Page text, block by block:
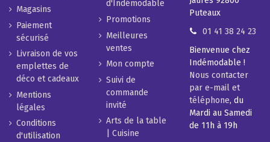
Magasins
Paiement
sécurisé
Livraison de vos
emplettes de
déco et cadeaux
Mentions
légales
Conditions
d'utilisation
d'Indémodable
Promotions
Meilleures
ventes
Mon compte
Suivi de
commande
invité
Arts de la table
| Cuisine
Puteaux
01 41 38 24 23
Bienvenue chez
Indémodable !
Nous contacter
par e-mail et
téléphone, du
Mardi au Samedi
de 11h à 19h